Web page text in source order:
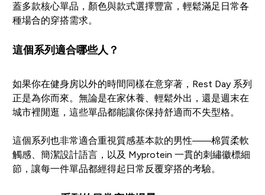
蓋多款核心單品，顏色與款式選擇豐富，輕鬆滿足日常各
種場合的穿搭需求。
這個系列適合哪些人？
如果你在健身房以外的時間同樣在意穿著，Rest Day 系列
正是為你而來。無論是在家休養、輕鬆外出，還是週末在
城市裡閒逛，這些單品都能讓你保持舒適而不失型格。
這個系列也非常適合重視質感基本款的男性——棉質柔軟
觸感、簡潔設計語言，以及 Myprotein 一貫的刺繡徽標細
節，讓每一件單品都經得起日常反覆穿搭的考驗。